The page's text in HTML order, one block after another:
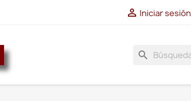
 Iniciar sesión
search